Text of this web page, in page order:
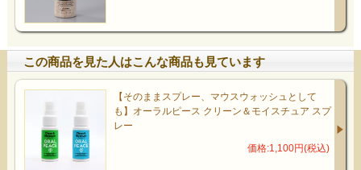
この商品を見た人はこんな商品も見ています
【そのままスプレー、マウスウォッシュとして
も】オーラルピース クリーン＆モイスチュア スプ
レー
価格:1,100円(税込)